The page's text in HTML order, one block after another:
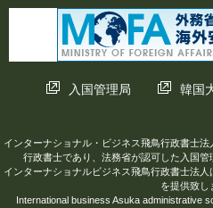
入国管理局 韓国
インターナショナル・ビジネス飛鳥行政書士
行政書士であり、法務省が認可した入国管
インターナショナルビジネス飛鳥行政書士法
を提供致し
International business Asuka administrative